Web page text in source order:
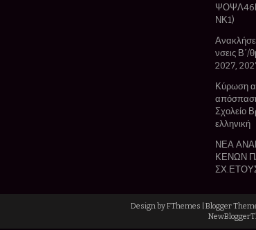
ΝΚ1)
νσεις Β΄/
2027,
Κύρωση
Σχολείο
ελληνική
ΝΕΑ
ΚΕΝΩΝ
Design byFThemes | Blogger